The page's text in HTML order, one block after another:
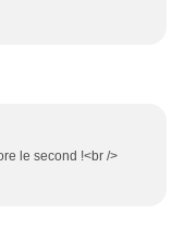
le second !<br />